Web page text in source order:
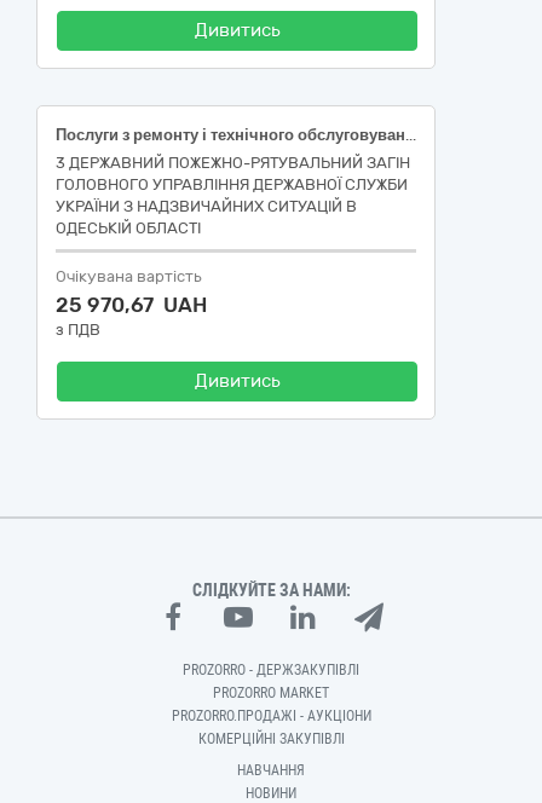
Дивитись
Послуги з ремонту і технічного обслуговування мототранспортних засобів і супутнього обладнання
3 ДЕРЖАВНИЙ ПОЖЕЖНО-РЯТУВАЛЬНИЙ ЗАГІН
ГОЛОВНОГО УПРАВЛІННЯ ДЕРЖАВНОЇ СЛУЖБИ
УКРАЇНИ З НАДЗВИЧАЙНИХ СИТУАЦІЙ В
ОДЕСЬКІЙ ОБЛАСТІ
Очікувана вартість
25 970,67 UAH
з ПДВ
Дивитись
СЛІДКУЙТЕ ЗА НАМИ:
PROZORRO - ДЕРЖЗАКУПІВЛІ
PROZORRO MARKET
PROZORRO.ПРОДАЖІ - АУКЦІОНИ
КОМЕРЦІЙНІ ЗАКУПІВЛІ
НАВЧАННЯ
НОВИНИ